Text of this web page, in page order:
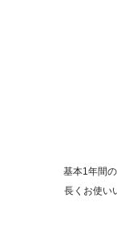
基本1年間
長くお使い